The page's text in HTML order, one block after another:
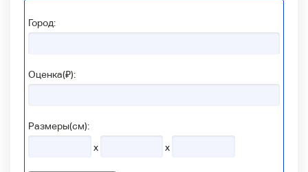
Город:
Оценка(₽):
Размеры(см):
x
x